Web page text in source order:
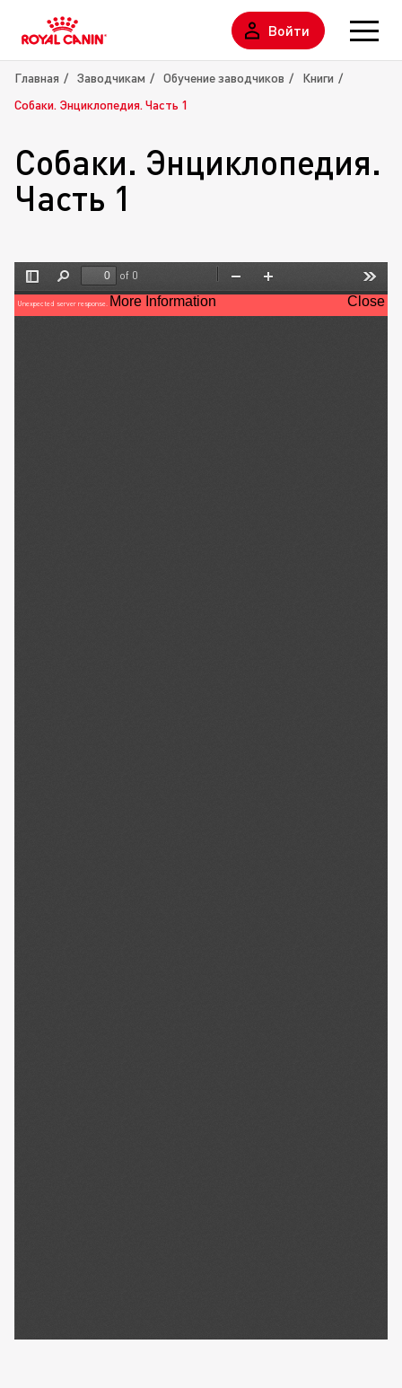
Войти
Главная Заводчикам Обучение заводчиков
Книги
Собаки. Энциклопедия. Часть 1
Собаки. Энциклопедия.
Часть 1
Toggle
Sidebar
Find
of 0
Unexpected server response. More Information Close